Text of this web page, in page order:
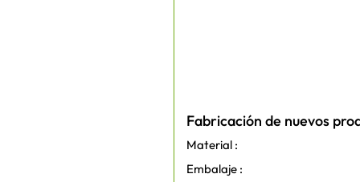
Fabricación de nuevos
Material :
Embalaje :